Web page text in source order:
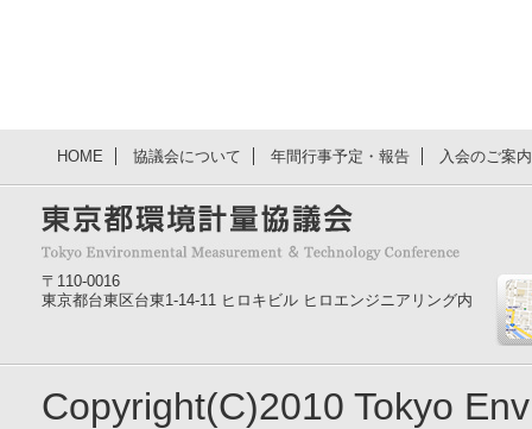
HOME 協議会について 年間行事予定・報告 入会のご案
〒110-0016
東京都台東区台東1-14-11 ヒロキビル ヒロエンジニアリング内
Copyright(C)2010 Tokyo